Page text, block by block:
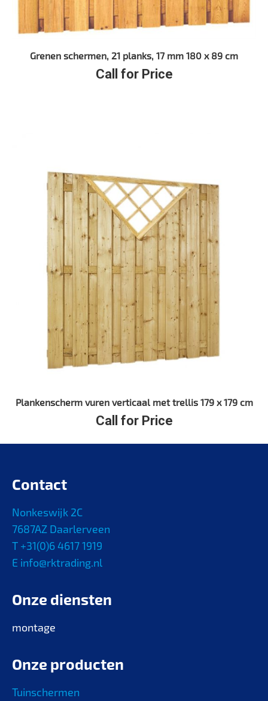
Grenen schermen, 21 planks, 17 mm 180 x 89 cm
Call for Price
Plankenscherm vuren verticaal met trellis 179 x 179 cm
Call for Price
Contact
Nonkeswijk 2C
7687AZ Daarlerveen
T +31(0)6 4617 1919
E info@rktrading.nl
Onze diensten
montage
Onze producten
Tuinschermen